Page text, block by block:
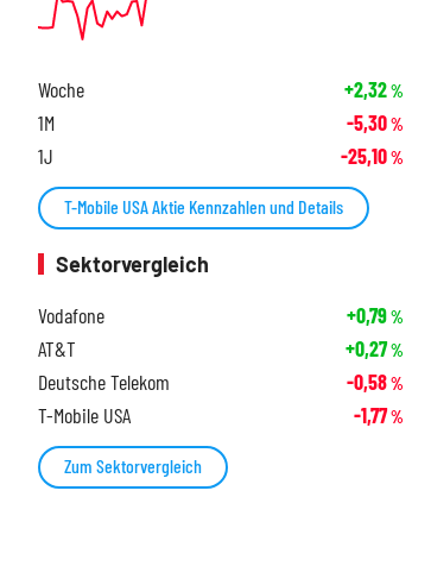
Woche +2,32%
1M -5,30%
1J -25,10%
T-Mobile USA Aktie Kennzahlen und Details
Sektorvergleich
Vodafone
+0,79%
AT&T +0,27%
Deutsche Telekom -0,58%
T-Mobile USA -1,77%
Zum Sektorvergleich